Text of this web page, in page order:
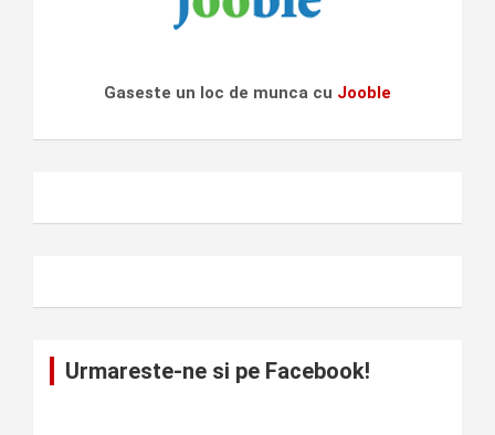
Gaseste un loc de munca cu Jooble
Urmareste-ne si pe Facebook!